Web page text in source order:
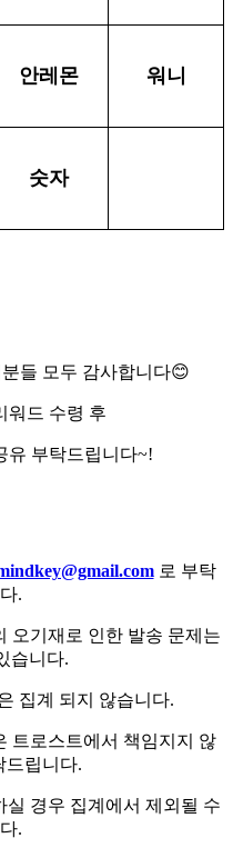
안레몬 워니
숫자
들 모두 감사합니다😊
워드 수령 후
유 부탁드립니다~!
로 부탁
.
오기재로 인한 발송 문제는
습니다.
집계 되지 않습니다.
트로스트에서 책임지지 않
드립니다.
경우 집계에서 제외될 수
.